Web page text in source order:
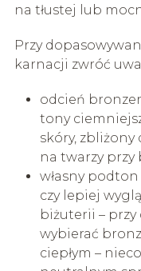
na tłustej lub
Przy
karnacji zwróć
odcień
tony
skóry,
na twarzy przy
własny
czy lepiej
biżuterii –
wybierać
ciepłym –